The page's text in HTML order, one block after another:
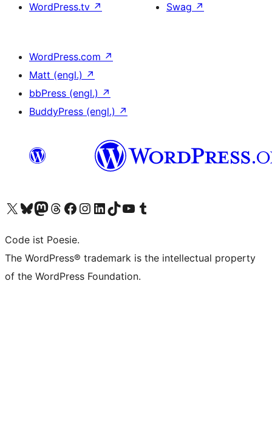
WordPress.tv ↗
Swag ↗
WordPress.com ↗
Matt (engl.) ↗
bbPress (engl.) ↗
BuddyPress (engl.) ↗
Unser X-Konto (früher Twitter) besuchen
Unser Bluesky-Konto besuchen
Unser Mastodon-Konto besuchen
Unser Threads-Konto besuchen
Unsere Facebook-Seite besuchen
Unser Instagram-Konto besuchen
Unser LinkedIn-Konto besuchen
Unser TikTok-Konto besuchen
Unseren YouTube-Kanal besuchen
Unser Tumblr-Konto besuchen
Code ist Poesie.
The WordPress® trademark is the intellectual property
of the WordPress Foundation.